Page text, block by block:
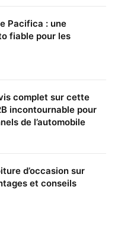
Pacifica : une
fiable pour les
complet sur cette
incontournable pour
de l’automobile
d’occasion sur
et conseils